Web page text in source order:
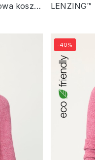
LENZING™ ECOVERO™ Różowa koszula damska w serca - Spring Garden
-40%